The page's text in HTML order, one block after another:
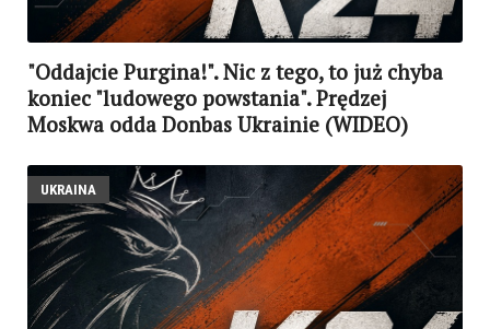
"Oddajcie Purgina!". Nic z tego, to już chyba
koniec "ludowego powstania". Prędzej
Moskwa odda Donbas Ukrainie (WIDEO)
UKRAINA